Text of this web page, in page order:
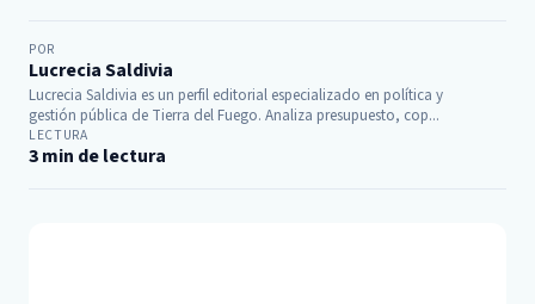
POR
Lucrecia Saldivia
Lucrecia Saldivia es un perfil editorial especializado en política y
gestión pública de Tierra del Fuego. Analiza presupuesto, cop...
LECTURA
3 min de lectura